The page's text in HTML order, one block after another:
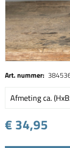
Art. nummer:
Afmeting ca.
€ 34,95